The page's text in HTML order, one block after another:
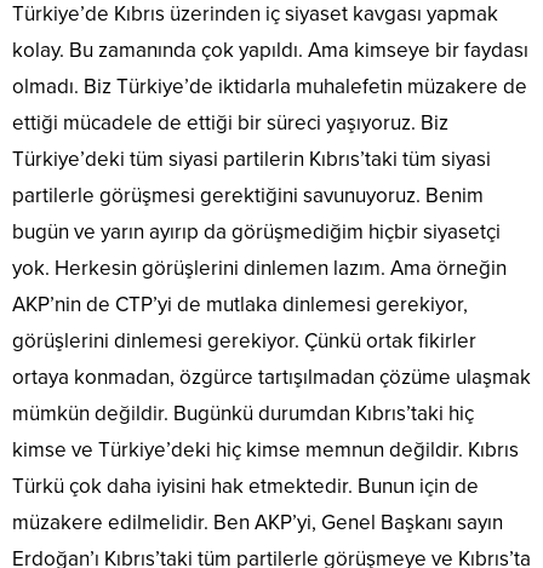
Türkiye’de Kıbrıs üzerinden iç siyaset kavgası yapmak
kolay. Bu zamanında çok yapıldı. Ama kimseye bir faydası
olmadı. Biz Türkiye’de iktidarla muhalefetin müzakere de
ettiği mücadele de ettiği bir süreci yaşıyoruz. Biz
Türkiye’deki tüm siyasi partilerin Kıbrıs’taki tüm siyasi
partilerle görüşmesi gerektiğini savunuyoruz. Benim
bugün ve yarın ayırıp da görüşmediğim hiçbir siyasetçi
yok. Herkesin görüşlerini dinlemen lazım. Ama örneğin
AKP’nin de CTP’yi de mutlaka dinlemesi gerekiyor,
görüşlerini dinlemesi gerekiyor. Çünkü ortak fikirler
ortaya konmadan, özgürce tartışılmadan çözüme ulaşmak
mümkün değildir. Bugünkü durumdan Kıbrıs’taki hiç
kimse ve Türkiye’deki hiç kimse memnun değildir. Kıbrıs
Türkü çok daha iyisini hak etmektedir. Bunun için de
müzakere edilmelidir. Ben AKP’yi, Genel Başkanı sayın
Erdoğan’ı Kıbrıs’taki tüm partilerle görüşmeye ve Kıbrıs’ta